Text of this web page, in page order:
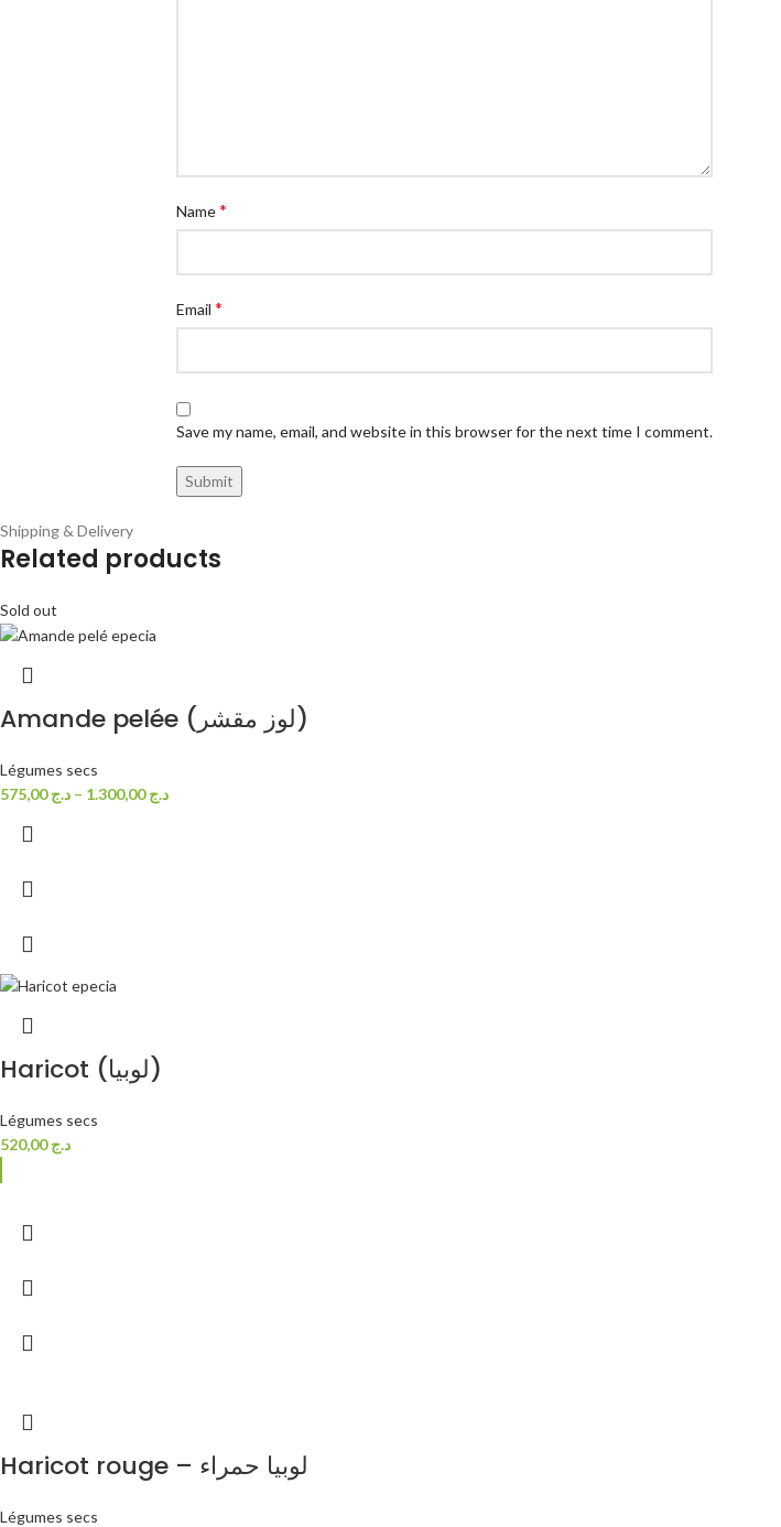
Name*
Email *
Save my name, email, and website in this browser for the next time I comment.
Shipping & Delivery
Related products
Sold out
Amande pelée (لوز مقشر)
Légumes secs
د.ج575,00 – د.ج1.300,00
Haricot (لوبيا)
Légumes secs
د.ج520,00
Haricot rouge – لوبيا حمراء
Légumes secs